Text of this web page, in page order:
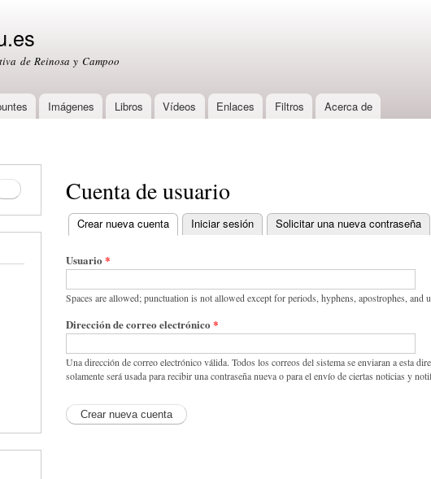
de Reinosa y Campoo
Imágenes Libros Vídeos Enlaces Filtros Acerca de
Cuenta de usuario
Primary tabs
Crear nueva cuenta (active tab)
Iniciar sesión Solicitar una nueva contraseña
Usuario *
Spaces are allowed; punctuation is not allowed except for periods, hyphens, apostrophes, and
Dirección de correo electrónico *
Una dirección de correo electrónico válida. Todos los correos del sistema se enviaran a esta
solamente será usada para recibir una contraseña nueva o para el envío de ciertas noticias y